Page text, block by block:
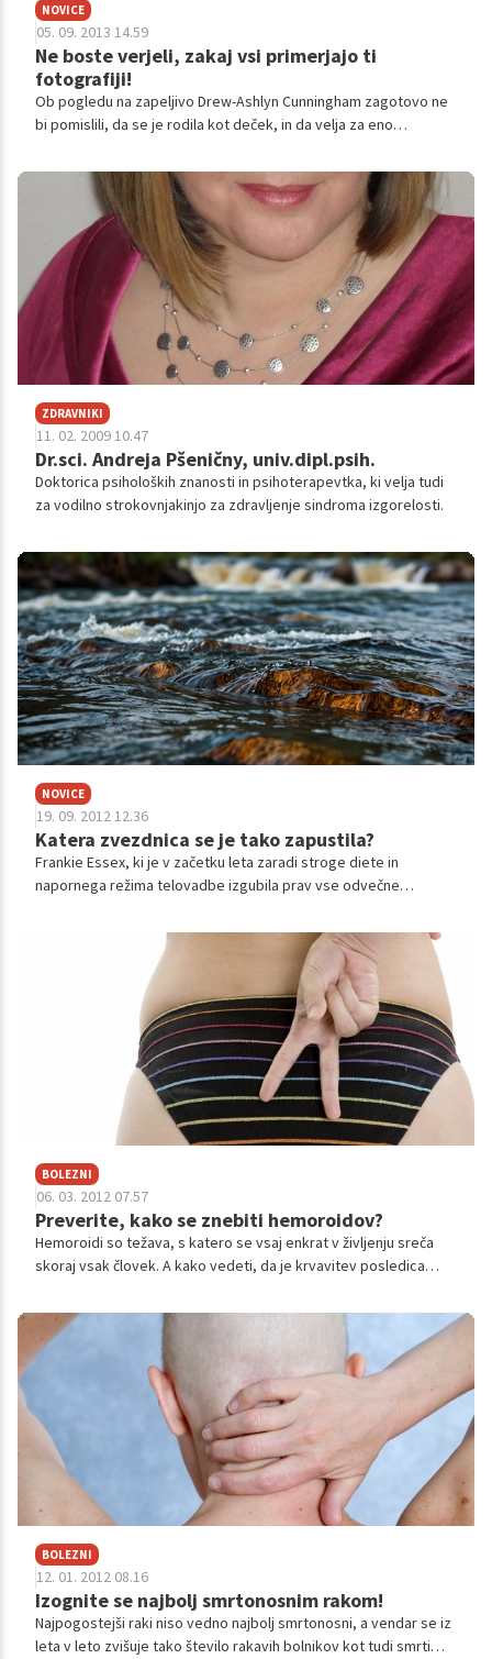
NOVICE
05. 09. 2013 14.59
Ne boste verjeli, zakaj vsi primerjajo ti
fotografiji!
Ob pogledu na zapeljivo Drew-Ashlyn Cunningham zagotovo ne
bi pomislili, da se je rodila kot deček, in da velja za eno
inspirativno življenjsko zgodbo.
ZDRAVNIKI
11. 02. 2009 10.47
Dr.sci. Andreja Pšeničny, univ.dipl.psih.
Doktorica psiholoških znanosti in psihoterapevtka, ki velja tudi
za vodilno strokovnjakinjo za zdravljenje sindroma izgorelosti.
NOVICE
19. 09. 2012 12.36
Katera zvezdnica se je tako zapustila?
Frankie Essex, ki je v začetku leta zaradi stroge diete in
napornega režima telovadbe izgubila prav vse odvečne
truda. Kaj kmalu je namreč začela jesti nezdravo hrano, čemur
primerni so tudi rezultati.
BOLEZNI
06. 03. 2012 07.57
Preverite, kako se znebiti hemoroidov?
Hemoroidi so težava, s katero se vsaj enkrat v življenju sreča
skoraj vsak človek. A kako vedeti, da je krvavitev posledica
nam je povedal kirurg doc. dr. sci. Pavle Košorok, dr. med.
BOLEZNI
12. 01. 2012 08.16
Izognite se najbolj smrtonosnim rakom!
Najpogostejši raki niso vedno najbolj smrtonosni, a vendar se iz
leta v leto zvišuje tako število rakavih bolnikov kot tudi smrti